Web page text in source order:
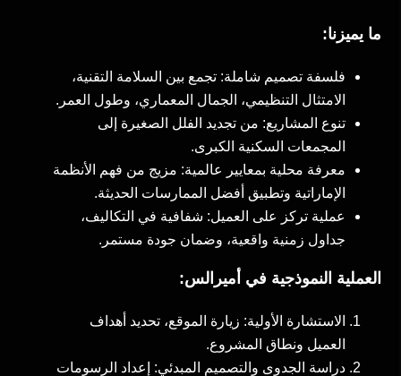
ما يميزنا:
فلسفة تصميم شاملة: تجمع بين السلامة التقنية،
الامتثال التنظيمي، الجمال المعماري، وطول العمر.
تنوع المشاريع: من تجديد الفلل الصغيرة إلى
المجمعات السكنية الكبرى.
معرفة محلية بمعايير عالمية: مزيج من فهم الأنظمة
الإماراتية وتطبيق أفضل الممارسات الحديثة.
عملية تركز على العميل: شفافية في التكاليف،
جداول زمنية واقعية، وضمان جودة مستمر.
العملية النموذجية في أميرالس:
الاستشارة الأولية: زيارة الموقع، تحديد أهداف
العميل ونطاق المشروع.
دراسة الجدوى والتصميم المبدئي: إعداد الرسومات